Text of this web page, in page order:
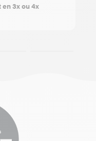
3x ou 4x